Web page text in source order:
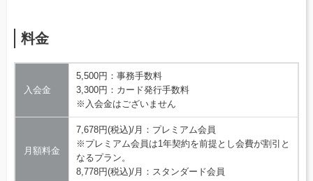
料金
入会金
5,500円：事務手数料
3,300円：カード発行手数料
※入会金はございません
月額料金
7,678円(税込)/月：プレミアム会員
※プレミアム会員は1年契約を前提とし会費が割引と
なるプラン。
8,778円(税込)/月：スタンダード会員